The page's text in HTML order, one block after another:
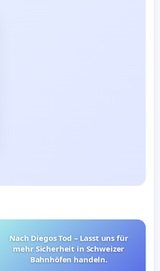
Nach Diegos Tod – Lasst uns für
mehr Sicherheit in Schweizer
Bahnhöfen handeln.